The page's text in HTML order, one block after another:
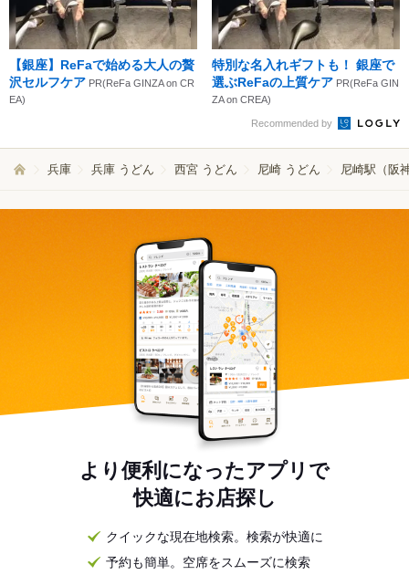
【銀座】ReFaで始める大人の贅
沢セルフケア PR(ReFa GINZA on CR
EA)
特別な名入れギフトも！ 銀座で
選ぶReFaの上質ケア PR(ReFa GIN
ZA on CREA)
Recommended by
兵庫 兵庫 うどん 西宮 うどん 尼崎 うどん 尼崎駅（阪
より便利になったアプリで
快適にお店探し
クイックな現在地検索。検索が快適に
予約も簡単。空席をスムーズに検索